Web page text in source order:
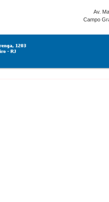
Av.
Campo